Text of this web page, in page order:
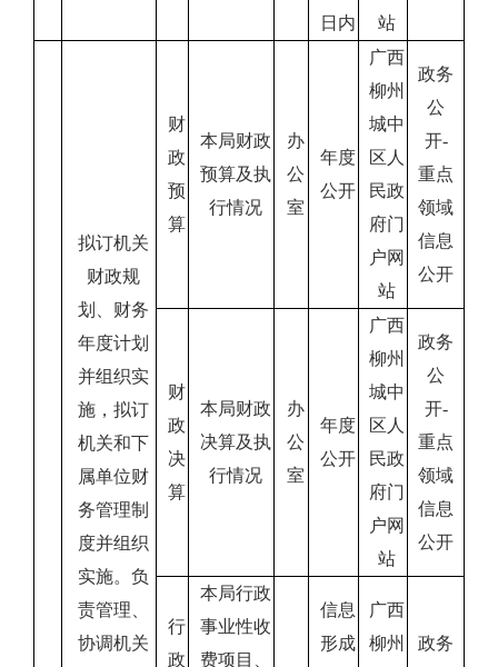
日内
站
拟订机关
财政规
划、财务
年度计划
并组织实
施，拟订
机关和下
属单位财
务管理制
度并组织
实施。负
责管理、
协调机关
财
政
预
算
本局财政
预算及执
行情况
办
公
室
年度
公开
广西
柳州
城中
区人
民政
府门
户网
站
政务
公
开-
重点
领域
信息
公开
财
政
决
算
本局财政
决算及执
行情况
办
公
室
年度
公开
广西
柳州
城中
区人
民政
府门
户网
站
政务
公
开-
重点
领域
信息
公开
行
政
本局行政
事业性收
费项目、
信息
形成
广西
柳州
政务